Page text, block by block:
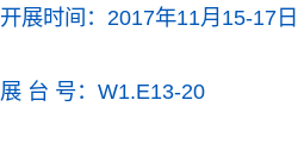
开展时间：2017年11月15-17日
展 台 号：W1.E13-20